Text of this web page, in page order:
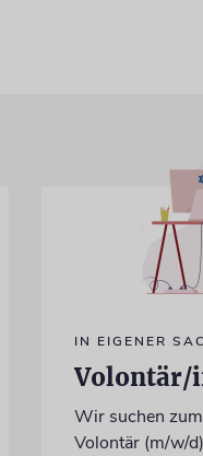
IN EIGENER
Volontär/
Wir suchen
Volontär (m/w/